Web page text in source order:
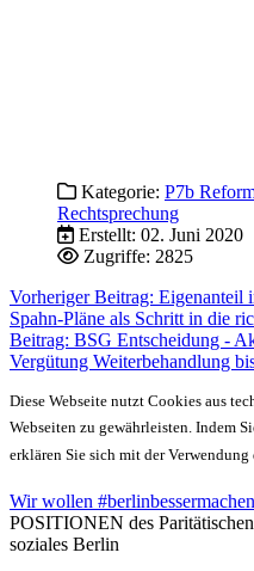
Kategorie: P7b
Rechtsprechung
Erstellt: 02. Juni 2020
Zugriffe: 2825
Vorheriger Beitrag: Eigenanteil
Spahn-Pläne als Schritt in die
Beitrag: BSG Entscheidung -
Vergütung Weiterbehandlung
Diese Webseite nutzt Cookies aus
Webseiten zu gewährleisten. Indem
erklären Sie sich mit der Verwendung
Wir wollen
POSITIONEN des
soziales Berlin